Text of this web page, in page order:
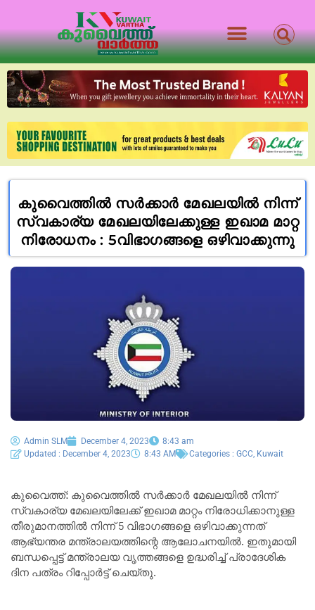
കുവൈത്തിൽ സർക്കാർ മേഖലയിൽ നിന്ന്
സ്വകാര്യ മേഖലയിലേക്കുള്ള ഇഖാമ മാറ്റ
നിരോധനം : 5വിഭാഗങ്ങളെ ഒഴിവാക്കുന്നു
Admin SLM December 4, 2023
8:43 am
Updated : December 4, 2023
8:43 AM Categories : GCC Kuwait
കുവൈത്ത്: കുവൈത്തിൽ സർക്കാർ മേഖലയിൽ നിന്ന്
സ്വകാര്യ മേഖലയിലേക്ക് ഇഖാമ മാറ്റം നിരോധിക്കാനുള്ള
തീരുമാനത്തിൽ നിന്ന് 5 വിഭാഗങ്ങളെ ഒഴിവാക്കുന്നത്
ആഭ്യന്തര മന്ത്രാലയത്തിന്റെ ആലോചനയിൽ. ഇതുമായി
ബന്ധപ്പെട്ട് മന്ത്രാലയ വൃത്തങ്ങളെ ഉദ്ധരിച്ച് പ്രാദേശിക
ദിന പത്രം റിപ്പോർട്ട് ചെയ്തു.